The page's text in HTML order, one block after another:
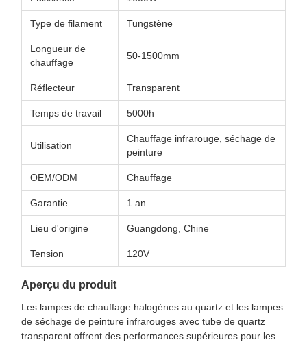
Type de filament Tungstène
Longueur de
chauffage
50-1500mm
Réflecteur Transparent
Temps de travail 5000h
Utilisation
Chauffage infrarouge, séchage de
peinture
OEM/ODM Chauffage
Garantie 1 an
Lieu d'origine Guangdong, Chine
Tension 120V
Aperçu du produit
Les lampes de chauffage halogènes au quartz et les lampes
de séchage de peinture infrarouges avec tube de quartz
transparent offrent des performances supérieures pour les